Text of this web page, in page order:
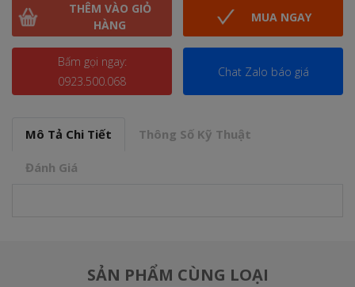
THÊM VÀO GIỎ
HÀNG
MUA NGAY
Bấm gọi ngay:
0923.500.068
Chat Zalo báo giá
Mô Tả Chi Tiết Thông Số Kỹ Thuật
Đánh Giá
SẢN PHẨM CÙNG LOẠI